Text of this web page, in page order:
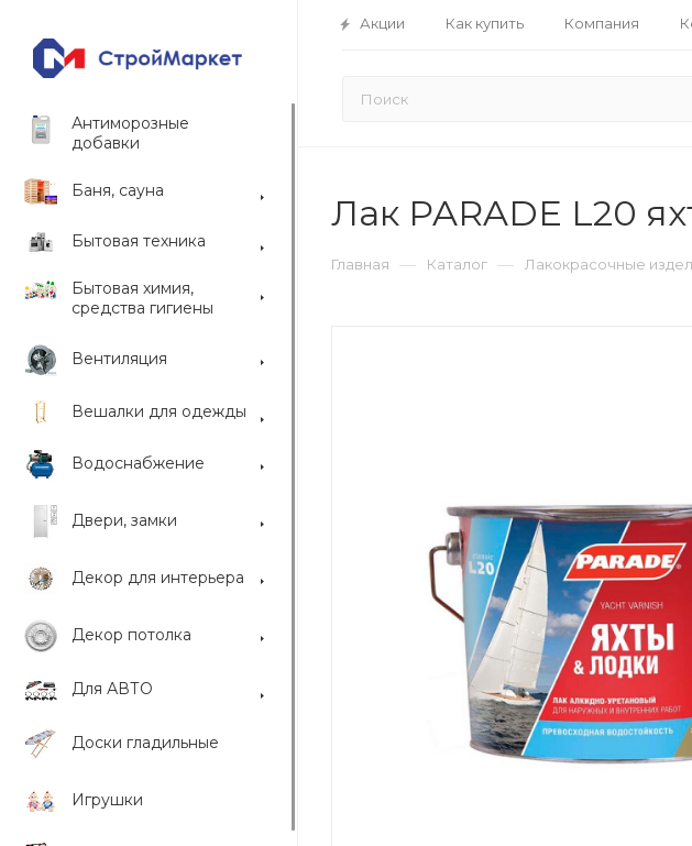
Акции Как купить Компания
Антиморозные
добавки
Баня, сауна
Бытовая техника
Бытовая химия,
средства гигиены
Вентиляция
Вешалки для одежды
Водоснабжение
Двери, замки
Декор для интерьера
Декор потолка
Для АВТО
Доски гладильные
Игрушки
Лак PARADE L20
Главная — Каталог — Лакокрасочные